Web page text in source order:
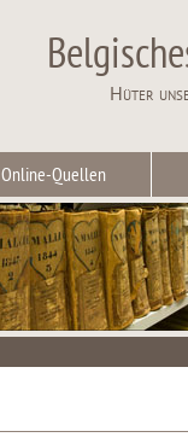
Hüter
Online-Quellen